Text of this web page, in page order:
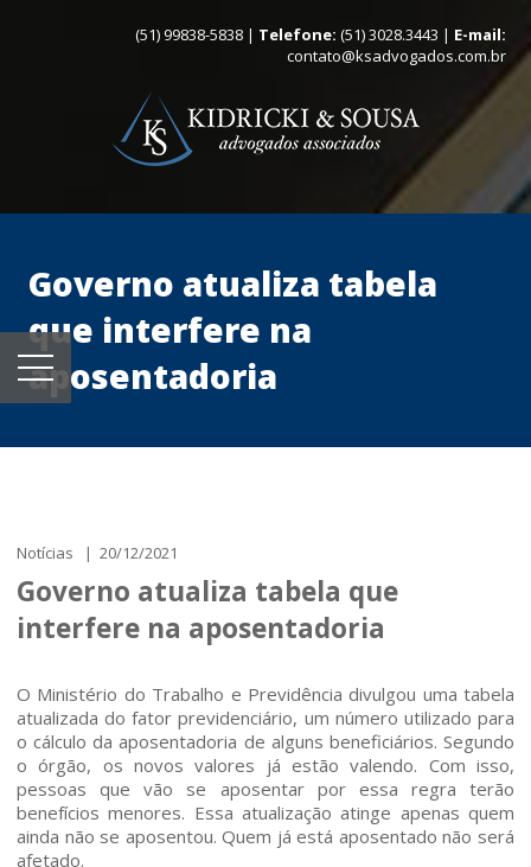
(51) 99838-5838 | Telefone: (51) 3028.3443 | E-mail:
contato@ksadvogados.com.br
Governo atualiza tabela
que interfere na
aposentadoria
Notícias | 20/12/2021
Governo atualiza tabela que
interfere na aposentadoria
O Ministério do Trabalho e Previdência divulgou uma tabela
atualizada do fator previdenciário, um número utilizado para
o cálculo da aposentadoria de alguns beneficiários. Segundo
o órgão, os novos valores já estão valendo. Com isso,
pessoas que vão se aposentar por essa regra terão
benefícios menores. Essa atualização atinge apenas quem
ainda não se aposentou. Quem já está aposentado não será
afetado.